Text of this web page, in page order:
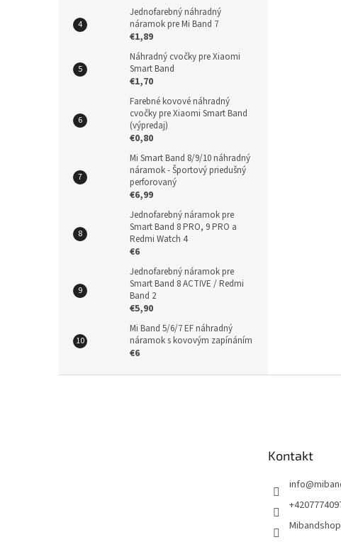
Jednofarebný náhradný
náramok pre Mi Band 7
€1,89
Náhradný cvočky pre Xiaomi
Smart Band
€1,70
Farebné kovové náhradný
cvočky pre Xiaomi Smart Band
(výpredaj)
€0,80
Mi Smart Band 8/9/10 náhradný
náramok - Športový priedušný
perforovaný
€6,99
Jednofarebný náramok pre
Smart Band 8 PRO, 9 PRO a
Redmi Watch 4
€6
Jednofarebný náramok pre
Smart Band 8 ACTIVE / Redmi
Band 2
€5,90
Mi Band 5/6/7 EF náhradný
náramok s kovovým zapínáním
€6
Kontakt
info@